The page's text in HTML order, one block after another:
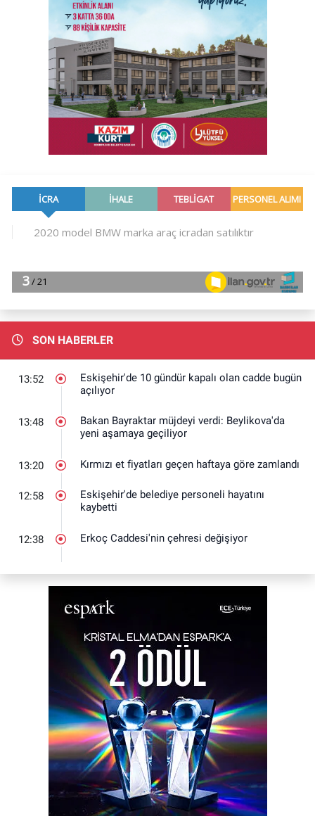
SON HABERLER
13:52
Eskişehir'de 10 gündür kapalı olan cadde bugün
açılıyor
13:48
Bakan Bayraktar müjdeyi verdi: Beylikova'da
yeni aşamaya geçiliyor
13:20 Kırmızı et fiyatları geçen haftaya göre zamlandı
12:58
Eskişehir'de belediye personeli hayatını
kaybetti
12:38 Erkoç Caddesi'nin çehresi değişiyor